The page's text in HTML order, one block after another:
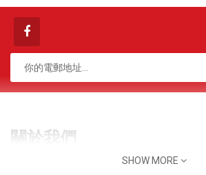
關於我們
香港 九龍 觀塘 榮業街 6號 海濱工業大廈 7樓
SHOW MORE